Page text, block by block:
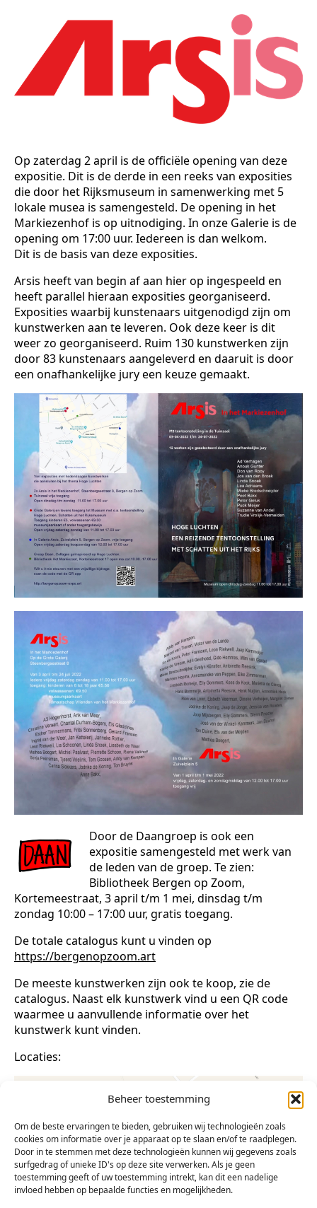
Beheer toestemming
Om de beste ervaringen te bieden, gebruiken wij technologieën zoals
cookies om informatie over je apparaat op te slaan en/of te raadplegen.
Door in te stemmen met deze technologieën kunnen wij gegevens zoals
surfgedrag of unieke ID's op deze site verwerken. Als je geen
toestemming geeft of uw toestemming intrekt, kan dit een nadelige
invloed hebben op bepaalde functies en mogelijkheden.
Op zaterdag 2 april is de officiële opening van deze
expositie. Dit is de derde in een reeks van exposities
die door het Rijksmuseum in samenwerking met 5
lokale musea is samengesteld. De opening in het
Markiezenhof is op uitnodiging. In onze Galerie is de
opening om 17:00 uur. Iedereen is dan welkom.
Dit is de basis van deze exposities.
Arsis heeft van begin af aan hier op ingespeeld en
heeft parallel hieraan exposities georganiseerd.
Exposities waarbij kunstenaars uitgenodigd zijn om
kunstwerken aan te leveren. Ook deze keer is dit
weer zo georganiseerd. Ruim 130 kunstwerken zijn
door 83 kunstenaars aangeleverd en daaruit is door
een onafhankelijke jury een keuze gemaakt.
Door de Daangroep is ook een
expositie samengesteld met werk van
de leden van de groep. Te zien:
Bibliotheek Bergen op Zoom,
Kortemeestraat, 3 april t/m 1 mei, dinsdag t/m
zondag 10:00 – 17:00 uur, gratis toegang.
De totale catalogus kunt u vinden op
https://bergenopzoom.art
De meeste kunstwerken zijn ook te koop, zie de
catalogus. Naast elk kunstwerk vind u een QR code
waarmee u aanvullende informatie over het
kunstwerk kunt vinden.
Locaties: